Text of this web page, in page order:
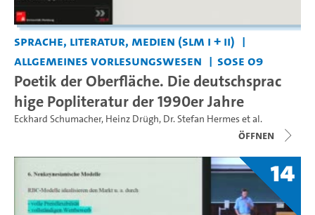
Sprache, Literatur, Medien (SLM I + II)
Allgemeines Vorlesungswesen
SoSe 09
Poetik der Oberfläche. Die deutschsprac
hige Popliteratur der 1990er Jahre
Eckhard Schumacher, Heinz Drügh, Dr. Stefan Hermeset al.
Öffnen
14